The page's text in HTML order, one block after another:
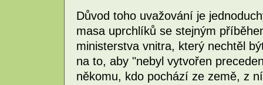
Důvod toho uvažování je
masa uprchlíků se stejným
ministerstva vnitra, který nechtěl
na to, aby "nebyl vytvořen
někomu, kdo pochází ze země, z